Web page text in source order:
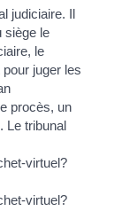
judiciaire. Il
siège le
le
juger les
procès, un
Le tribunal
virtuel?
virtuel?